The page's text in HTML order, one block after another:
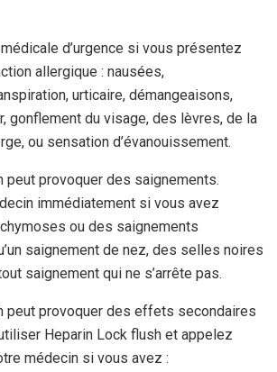
d’urgence si vous présentez
allergique : nausées,
urticaire, démangeaisons,
gonflement du visage, des lèvres, de la
ou sensation d’évanouissement.
peut provoquer des saignements.
immédiatement si vous avez
ou des saignements
saignement de nez, des selles noires
saignement qui ne s’arrête pas.
peut provoquer des effets secondaires
Heparin Lock flush et appelez
médecin si vous avez :